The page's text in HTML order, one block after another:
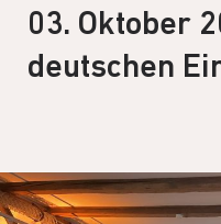
03. Oktober
deutschen